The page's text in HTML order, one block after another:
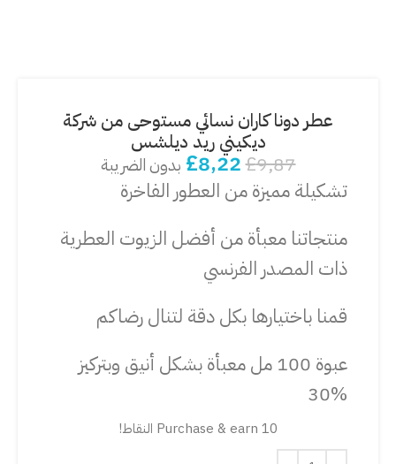
عطر دونا كاران نسائي مستوحى من شركة
ديكيني ريد ديلشس
£9,87
£8,22 بدون الضريبة
تشكيلة مميزة من العطور الفاخرة
منتجاتنا معبأة من أفضل الزيوت العطرية
ذات المصدر الفرنسي
قمنا باختيارها بكل دقة لتنال رضاكم
عبوة 100 مل معبأة بشكل أنيق وبتركيز
%30
Purchase & earn 10 النقاط!